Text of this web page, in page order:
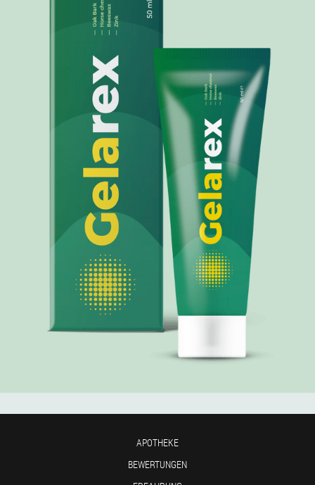
APOTHEKE
BEWERTUNGEN